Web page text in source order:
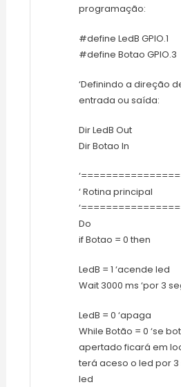
programação:
#define LedB GPIO.1
#define Botao GPIO.3
‘Definindo a direção
entrada ou saída:
Dir LedB Out
Dir Botao In
‘ Rotina principal
Do
if Botao = 0 then
LedB = 1 ‘acende led
Wait 3000 ms ‘por 3
LedB = 0 ‘apaga
While Botão = 0 ‘se
apertado ficará em
terá aceso o led por
led